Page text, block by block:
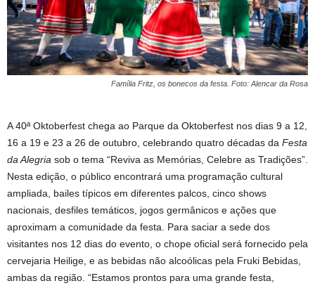
Família Fritz, os bonecos da festa. Foto: Alencar da Rosa
A 40ª Oktoberfest chega ao Parque da Oktoberfest nos dias 9 a 12,
16 a 19 e 23 a 26 de outubro, celebrando quatro décadas da Festa
da Alegria sob o tema “Reviva as Memórias, Celebre as Tradições”.
Nesta edição, o público encontrará uma programação cultural
ampliada, bailes típicos em diferentes palcos, cinco shows
nacionais, desfiles temáticos, jogos germânicos e ações que
aproximam a comunidade da festa. Para saciar a sede dos
visitantes nos 12 dias do evento, o chope oficial será fornecido pela
cervejaria Heilige, e as bebidas não alcoólicas pela Fruki Bebidas,
ambas da região. “Estamos prontos para uma grande festa,